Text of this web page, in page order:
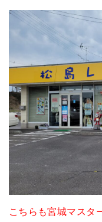
こちらも宮城マスタ